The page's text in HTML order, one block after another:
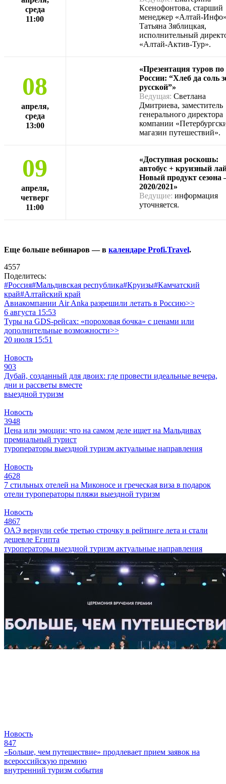
среда
11:00
Ксенофонтова, старший
менеджер «Алтай-
Татьяна Зяблицкая,
исполнительный
«Алтай-Актив-Тур».
08
апреля,
среда
13:00
«Презентация туров по
России: “Хлеб да соль
русской”»
Ведущая: Светлана
Дмитриева, заместитель
генерального директора
компании
магазин путешествий».
09
апреля,
четверг
11:00
«Доступная роскошь:
автобус + круизный
Новый продукт
2020/2021»
Ведущие: информация
уточняется.
Еще больше вебинаров — в календаре Profi.Travel.
4557
Поделитесь:
#Россия#Мальдивская республика#Круизы#Камчатский
край#Алтайский край
Авиакомпании Air Anka разрешили летать в Россию>>
6 августа 15:53
Туры на GDS-рейсах: «пороховая бочка» с ценами или
дополнительные возможности>>
20 июля 15:51
Новость
903
Дубай, созданный для двоих: где провести идеальные вечера,
дни и рассветы вместе
выездной туризм
Новость
3948
Цена или эмоции: что на самом деле ищет на Мальдивах
премиальный турист
туроператоры выездной туризм актуальные направления
Новость
4628
7 стильных отелей на Миконосе и греческая виза в подарок
отели туроператоры пляжи выездной туризм
Новость
4867
ОАЭ вернули себе третью строчку в рейтинге лета и стали
дешевле Египта
туроператоры выездной туризм актуальные направления
Новость
847
«Больше, чем путешествие» продлевает прием заявок на
всероссийскую премию
внутренний туризм события